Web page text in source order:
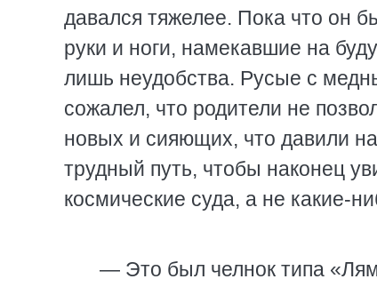
давался тяжелее. Пока что он
руки и ноги, намекавшие на
лишь неудобства. Русые с
сожалел, что родители не
новых и сияющих, что давили
трудный путь, чтобы наконец
космические суда, а не какие-
— Это был челнок типа